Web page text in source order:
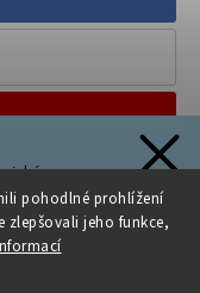
pohodlné prohlížení
zlepšovali jeho funkce,